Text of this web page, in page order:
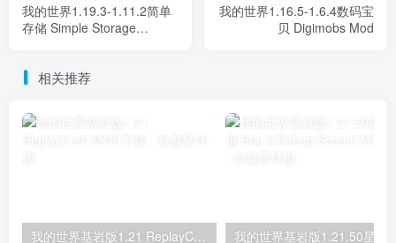
我的世界1.19.3-1.11.2简单
存储 Simple Storage
我的世界1.16.5-1.6.4数码宝
贝 Digimobs Mod
相关推荐